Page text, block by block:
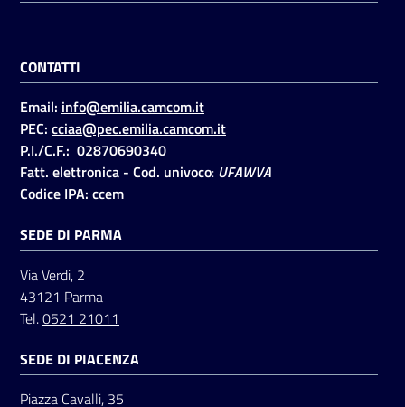
CONTATTI
Email: info@emilia.camcom.it
PEC: cciaa@pec.emilia.camcom.it
P.I./C.F.: 02870690340
Fatt. elettronica - Cod. univoco: UFAWVA
Codice IPA: ccem
SEDE DI PARMA
Via Verdi, 2
43121 Parma
Tel.0521 21011
SEDE DI PIACENZA
Piazza Cavalli, 35